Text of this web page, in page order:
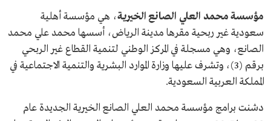
مؤسسة محمد العلي الصانع الخيرية، هي مؤسسة أهلية
سعودية غير ربحية مقرها مدينة الرياض، أسسها محمد علي محمد
الصانع، وهي مسجلة في المركز الوطني لتنمية القطاع غير الربحي
برقم (3)، وتشرف عليها وزارة الموارد البشرية والتنمية الاجتماعية في
المملكة العربية السعودية.
دشنت برامج مؤسسة محمد العلي الصانع الخيرية الجديدة عام